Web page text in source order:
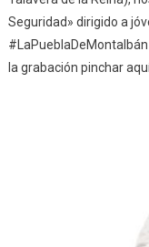
Seguridad» dirigido a
la grabación pinchar